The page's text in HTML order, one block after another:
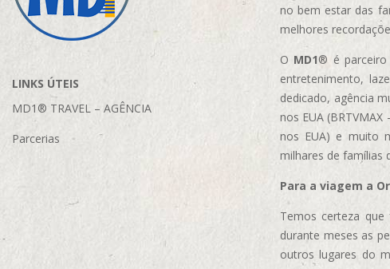
LINKS ÚTEIS
MD1® TRAVEL – AGÊNCIA
Parcerias
no bem estar das
melhores
O MD1® é parceiro
entretenimento,
dedicado, agência
nos EUA
nos EUA) e muito
milhares de famílias
Para a viagem a
Temos certeza
durante meses as
outros lugares do